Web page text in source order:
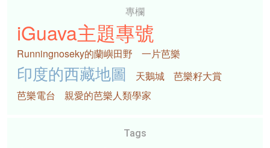
專欄
iGuava主題專號
Runningnoseky的蘭嶼田野 一片芭樂
印度的西藏地圖 天鵝城
芭樂籽大賞
芭樂電台
親愛的芭樂人類學家
Tags